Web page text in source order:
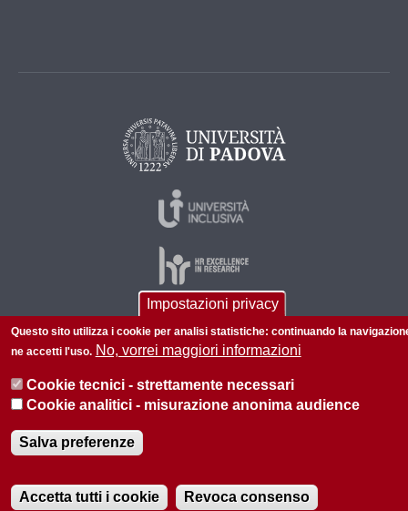
© 2026 Università di Padova - Tutti i diritti riservati
Informazioni su questo sito Privacy policy
Impostazioni privacy
Questo sito utilizza i cookie per analisi statistiche: continuando la
ne accetti l'uso. No, vorrei maggiori informazioni
Cookie tecnici - strettamente necessari
Cookie analitici - misurazione anonima audience
Salva preferenze
Accetta tutti i cookie Revoca consenso